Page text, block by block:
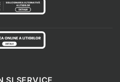
SI SERVICE